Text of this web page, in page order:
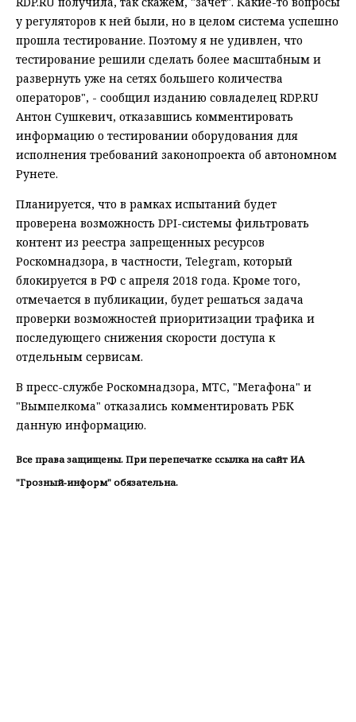
у регуляторов к ней были, но в целом система успешно
прошла тестирование. Поэтому я не удивлен, что
тестирование решили сделать более масштабным и
развернуть уже на сетях большего количества
операторов", - сообщил изданию совладелец RDP.RU
Антон Сушкевич, отказавшись комментировать
информацию о тестировании оборудования для
исполнения требований законопроекта об автономном
Рунете.
Планируется, что в рамках испытаний будет
проверена возможность DPI-системы фильтровать
контент из реестра запрещенных ресурсов
Роскомнадзора, в частности, Telegram, который
блокируется в РФ с апреля 2018 года. Кроме того,
отмечается в публикации, будет решаться задача
проверки возможностей приоритизации трафика и
последующего снижения скорости доступа к
отдельным сервисам.
В пресс-службе Роскомнадзора, МТС, "Мегафона" и
"Вымпелкома" отказались комментировать РБК
данную информацию.
Все права защищены. При перепечатке ссылка на сайт ИА
"Грозный-информ" обязательна.